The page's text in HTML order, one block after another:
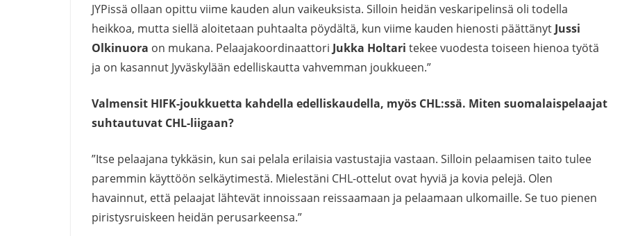
JYPissä ollaan opittu viime kauden alun vaikeuksista. Silloin heidän veskaripelinsä oli todella
heikkoa, mutta siellä aloitetaan puhtaalta pöydältä, kun viime kauden hienosti päättänyt Jussi
Olkinuora on mukana. Pelaajakoordinaattori Jukka Holtari tekee vuodesta toiseen hienoa työtä
ja on kasannut Jyväskylään edelliskautta vahvemman joukkueen.”
Valmensit HIFK-joukkuetta kahdella edelliskaudella, myös CHL:ssä. Miten suomalaispelaajat
suhtautuvat CHL-liigaan?
”Itse pelaajana tykkäsin, kun sai pelala erilaisia vastustajia vastaan. Silloin pelaamisen taito tulee
paremmin käyttöön selkäytimestä. Mielestäni CHL-ottelut ovat hyviä ja kovia pelejä. Olen
havainnut, että pelaajat lähtevät innoissaan reissaamaan ja pelaamaan ulkomaille. Se tuo pienen
piristysruiskeen heidän perusarkeensa.”